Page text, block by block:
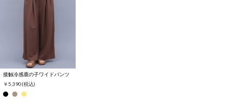
接触冷感鹿の子ワイドパンツ
￥5,390(税込)